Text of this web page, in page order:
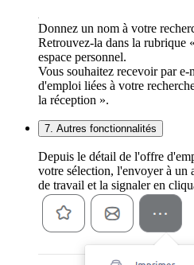
Donnez un nom à votre
Retrouvez-la dans la rubrique
espace personnel.
Vous souhaitez recevoir par
d'emploi liées à votre
la réception ».
7. Autres fonctionnalités
Depuis le détail de l'offre
votre sélection, l'envoyer à un
de travail et la signaler en